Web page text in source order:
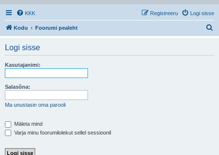
KKK Logi sisse
Registreeru
Kodu Foorumi pealeht
Logi sisse
Kasutajanimi:
Salasõna:
Ma unustasin oma parooli
Mäleta mind
Varja minu foorumilolekut sellel sessioonil